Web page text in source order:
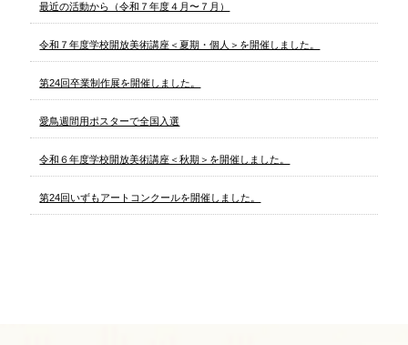
最近の活動から（令和７年度４月〜７月）
令和７年度学校開放美術講座＜夏期・個人＞を開催しました。
第24回卒業制作展を開催しました。
愛鳥週間用ポスターで全国入選
令和６年度学校開放美術講座＜秋期＞を開催しました。
第24回いずもアートコンクールを開催しました。